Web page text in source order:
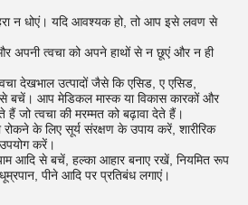
न धोएं। यदि आवश्यक हो, तो आप इसे लवण से
अपनी त्वचा को अपने हाथों से न छूएं और न ही
देखभाल उत्पादों जैसे कि एसिड, ए एसिड,
बचें। आप मेडिकल मास्क या विकास कारकों और
जो त्वचा की मरम्मत को बढ़ावा देते हैं।
के लिए सूर्य संरक्षण के उपाय करें, शारीरिक
करें।
आदि से बचें, हल्का आहार बनाए रखें, नियमित रूप
पीने आदि पर प्रतिबंध लगाएं।